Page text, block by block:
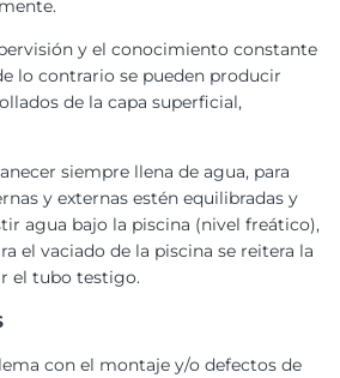
y el conocimiento constante
lo contrario se pueden producir
de la capa superficial,
siempre llena de agua, para
y externas estén equilibradas y
agua bajo la piscina (nivel freático),
el vaciado de la piscina se reitera la
el tubo testigo.
con el montaje y/o defectos de